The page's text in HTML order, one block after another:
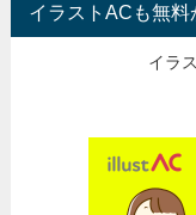
イラストACも無料
イラ